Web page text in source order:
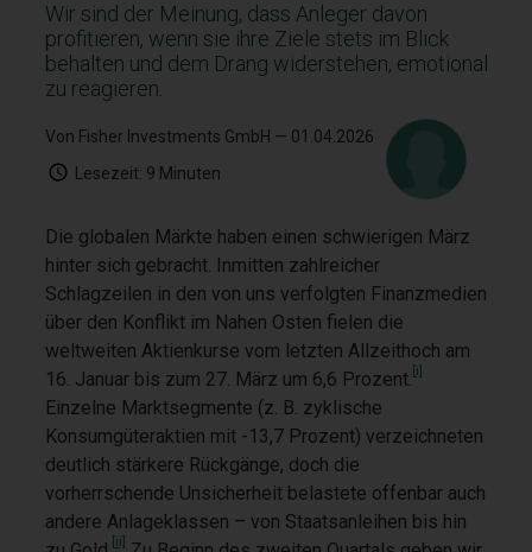
Wir sind der Meinung, dass Anleger davon
profitieren, wenn sie ihre Ziele stets im Blick
behalten und dem Drang widerstehen, emotional
zu reagieren.
Von Fisher Investments GmbH — 01.04.2026
Lesezeit: 9 Minuten
Die globalen Märkte haben einen schwierigen März
hinter sich gebracht. Inmitten zahlreicher
Schlagzeilen in den von uns verfolgten Finanzmedien
über den Konflikt im Nahen Osten fielen die
weltweiten Aktienkurse vom letzten Allzeithoch am
16. Januar bis zum 27. März um 6,6 Prozent. [i]
Einzelne Marktsegmente (z. B. zyklische
Konsumgüteraktien mit -13,7 Prozent) verzeichneten
deutlich stärkere Rückgänge, doch die
vorherrschende Unsicherheit belastete offenbar auch
andere Anlageklassen – von Staatsanleihen bis hin
[ii]